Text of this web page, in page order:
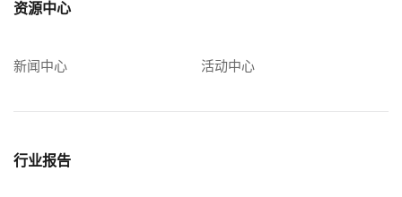
资源中心
新闻中心 活动中心
行业报告